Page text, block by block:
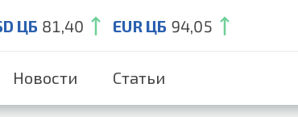
ЦБ 81,40 EUR ЦБ 94,05
Новости Статьи